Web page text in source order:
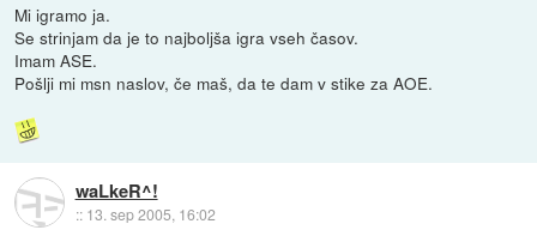
Mi igramo ja.
Se strinjam da je to najboljša igra vseh časov.
Imam ASE.
Pošlji mi msn naslov, če maš, da te dam v stike za AOE.
waLkeR^!
:: 13. sep 2005, 16:02